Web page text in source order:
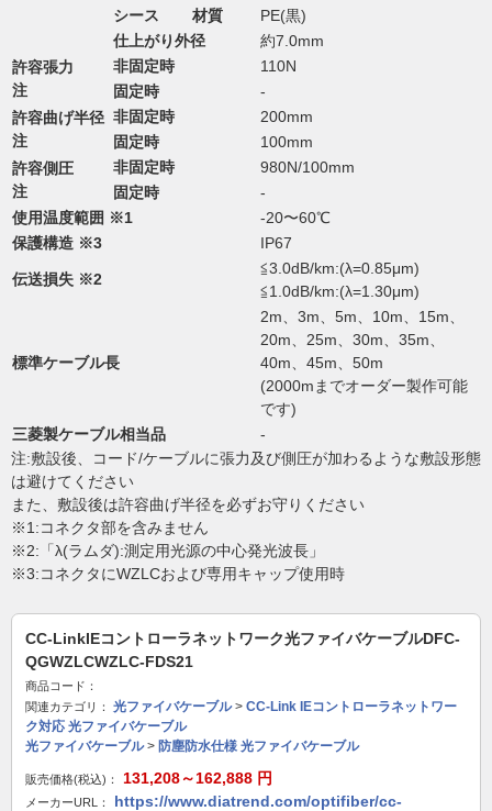
シース
材質
PE(黒)
仕上がり外径
約7.0mm
許容張力
注
非固定時
110N
固定時
-
許容曲げ半径
注
非固定時
200mm
固定時
100mm
許容側圧
注
非固定時
980N/100mm
固定時
-
使用温度範囲 ※1
-20〜60℃
保護構造 ※3
IP67
伝送損失 ※2
≦3.0dB/km:(λ=0.85μm)
≦1.0dB/km:(λ=1.30μm)
標準ケーブル長
2m、3m、5m、10m、15m、
20m、25m、30m、35m、
40m、45m、50m
(2000mまでオーダー製作可能
です)
三菱製ケーブル相当品
-
注:敷設後、コード/ケーブルに張力及び側圧が加わるような敷設形態
は避けてください
また、敷設後は許容曲げ半径を必ずお守りください
※1:コネクタ部を含みません
※2:「λ(ラムダ):測定用光源の中心発光波長」
※3:コネクタにWZLCおよび専用キャップ使用時
CC-LinkIEコントローラネットワーク光ファイバケーブルDFC-
QGWZLCWZLC-FDS21
商品コード：
関連カテゴリ：
光ファイバケーブル> CC-Link IEコントローラネットワー
ク対応 光ファイバケーブル
光ファイバケーブル> 防塵防水仕様 光ファイバケーブル
販売価格(税込)： 131,208～162,888 円
メーカーURL：
https://www.diatrend.com/optifiber/cc-